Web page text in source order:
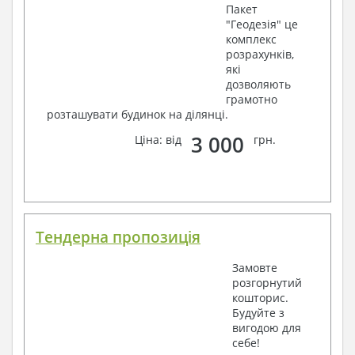
Пакет
"Геодезія" це
комплекс
розрахунків,
які
дозволяють
грамотно
розташувати будинок на ділянці.
Ціна: від
3 000 грн.
Тендерна пропозиція
Замовте
розгорнутий
кошторис.
Будуйте з
вигодою для
себе!